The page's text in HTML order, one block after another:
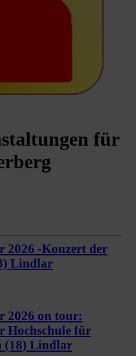
für
-Konzert der
Lindlar
2026 on tour:
Hochschule für
(18) Lindlar